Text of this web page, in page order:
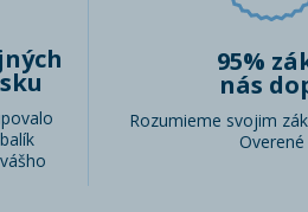
95%
nás
Rozumieme svojim